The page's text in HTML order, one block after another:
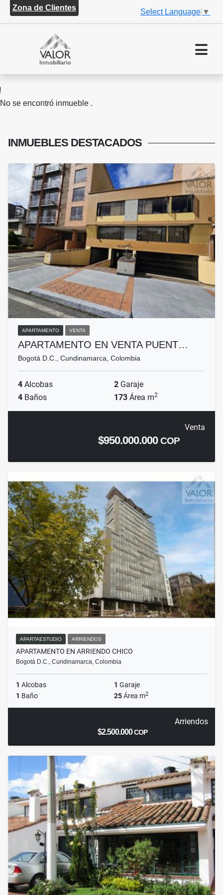
Zona de Clientes Select Language ▼
No se encontró inmueble .
INMUEBLES DESTACADOS
APARTAMENTO VENTA
APARTAMENTO EN VENTA PUENT…
Bogotá D.C., Cundinamarca, Colombia
4 Alcobas 2 Garaje
4 Baños 173 Área m2
Venta
$950.000.000COP
APARTAESTUDIO ARRIENDOS
APARTAMENTO EN ARRIENDO CHICO
Bogotá D.C., Cundinamarca, Colombia
1 Alcobas 1 Garaje
1 Baño 25Área m2
Arriendos
$2.500.000COP